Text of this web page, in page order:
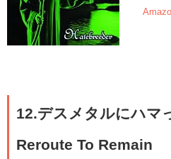
12.デスメタルにハマ
Reroute To Remain